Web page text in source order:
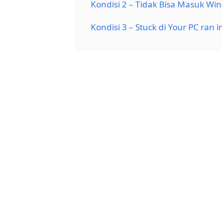
Kondisi 2 – Tidak Bisa Masuk
Kondisi 3 – Stuck di Your PC ran